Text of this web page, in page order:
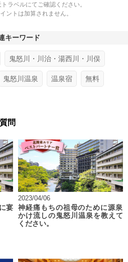
ラベルにてご確認ください。
ントは加算されません。
キーワード
鬼怒川・川治・湯西川・川俣
鬼怒川温泉 温泉宿 無料
問
宴
2023/04/06
神経痛もちの祖母のために源泉
かけ流しの鬼怒川温泉を教えて
ください。